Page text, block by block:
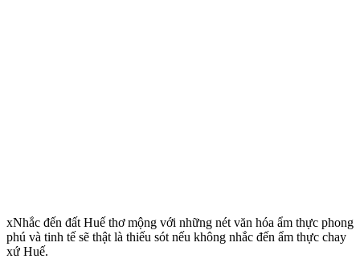
xNhắc đến đất Huế thơ mộng với những nét văn hóa ẩm thực phong
phú và tinh tế sẽ thật là thiếu sót nếu không nhắc đến ẩm thực chay
xứ Huế.